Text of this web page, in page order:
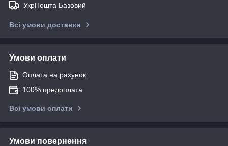
УкрПошта Базовий
Всі умови доставки
Умови оплати
Оплата на рахунок
100% предоплата
Всі умови оплати
Умови повернення